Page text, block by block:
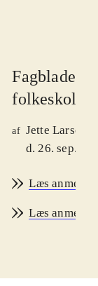
Fagbladet
af Jette Larsen
d. 26. sep.
Læs
Læs